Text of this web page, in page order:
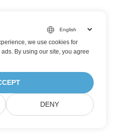
we use cookies for
By using our site, you agree
DENY